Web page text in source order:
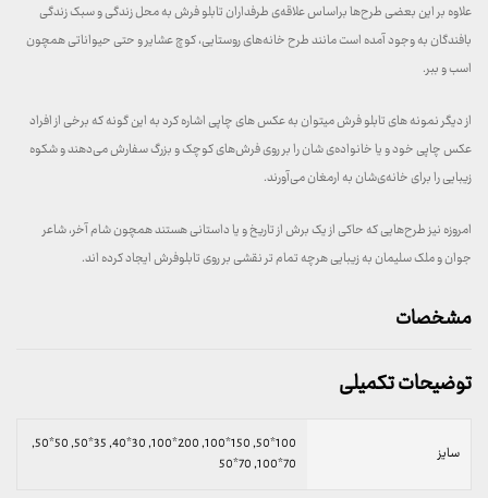
علاوه بر این بعضی طرح‌ها براساس علاقه‌ی طرفداران تابلو فرش به محل زندگی و سبک زندگی
بافندگان به وجود آمده است مانند طرح خانه‌های روستایی، کوچ عشایر و حتی حیواناتی همچون
اسب و ببر.
از دیگر نمونه های تابلو فرش میتوان به عکس های چاپی اشاره کرد به این گونه که برخی از افراد
عکس چاپی خود و یا خانواده‌ی شان را بر روی فرش‌های کوچک و بزرگ سفارش می‌دهند و شکوه
زیبایی را برای خانه‌ی‌شان به ارمغان می‌آورند.
امروزه نیز طرح‌هایی که حاکی از یک برش از تاریخ و یا داستانی هستند همچون شام آخر، شاعر
جوان و ملک سلیمان به زیبایی هرچه تمام تر نقشی بر روی تابلوفرش ایجاد کرده اند.
مشخصات
توضیحات تکمیلی
سایز
100*50, 150*100, 200*100, 30*40, 35*50, 50*50,
70*100, 70*50